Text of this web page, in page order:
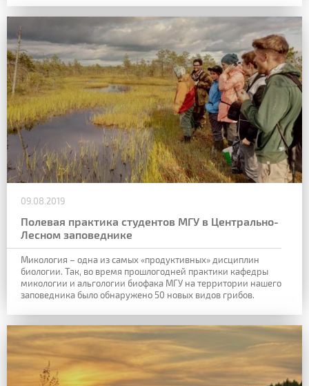
09.08.2019
Полевая практика студентов МГУ в Центрально-
Лесном заповеднике
Микология – одна из самых «продуктивных» дисциплин
биологии. Так, во время прошлогодней практики кафедры
микологии и альгологии биофака МГУ на территории нашего
заповедника было обнаружено 50 новых видов грибов.